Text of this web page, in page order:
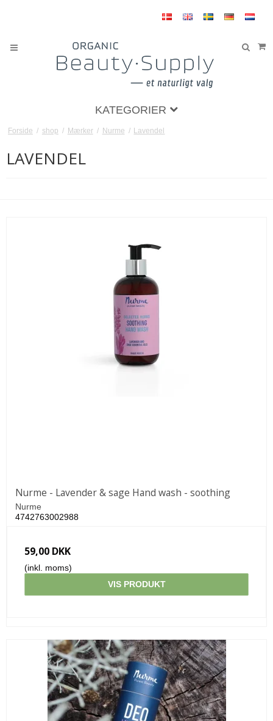
KATEGORIER
Forside / shop / Mærker / Nurme / Lavendel
LAVENDEL
Nurme - Lavender & sage Hand wash - soothing
Nurme
4742763002988
59,00 DKK
(inkl. moms)
VIS PRODUKT